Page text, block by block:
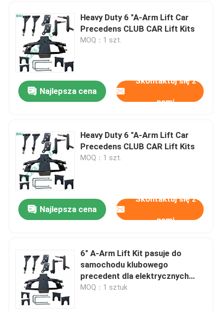
Heavy Duty 6 "A-Arm Lift Car
Precedens CLUB CAR Lift Kits
MOQ：1 szt.
Najlepsza cena
Skontaktuj się z
nami
Heavy Duty 6 "A-Arm Lift Car
Precedens CLUB CAR Lift Kits
MOQ：1 szt.
Najlepsza cena
Skontaktuj się z
nami
6" A-Arm Lift Kit pasuje do
samochodu klubowego
precedent dla elektrycznych
wózków golfowych
MOQ：1 sztuk